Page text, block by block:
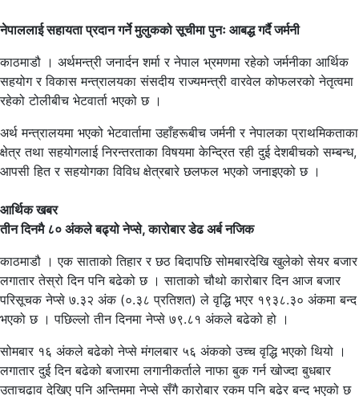
नेपाललाई सहायता प्रदान गर्ने मुलुकको सूचीमा पुनः आबद्ध गर्दै जर्मनी
काठमाडौ । अर्थमन्त्री जनार्दन शर्मा र नेपाल भ्रमणमा रहेको जर्मनीका आर्थिक
सहयोग र विकास मन्त्रालयका संसदीय राज्यमन्त्री वारवेल कोफलरको नेतृत्वमा
रहेको टोलीबीच भेटवार्ता भएको छ ।
अर्थ मन्त्रालयमा भएको भेटवार्तामा उहाँहरूबीच जर्मनी र नेपालका प्राथमिकताका
क्षेत्र तथा सहयोगलाई निरन्तरताका विषयमा केन्द्रित रही दुई देशबीचको सम्बन्ध,
आपसी हित र सहयोगका विविध क्षेत्रबारे छलफल भएको जनाइएको छ ।
आर्थिक खबर
तीन दिनमै ८० अंकले बढ्यो नेप्से, कारोबार डेढ अर्ब नजिक
काठमाडौ । एक साताको तिहार र छठ बिदापछि सोमबारदेखि खुलेको सेयर बजार
लगातार तेस्रो दिन पनि बढेको छ । साताको चौथो कारोबार दिन आज बजार
परिसूचक नेप्से ७.३२ अंक (०.३८ प्रतिशत) ले वृद्धि भएर १९३८.३० अंकमा बन्द
भएको छ । पछिल्लो तीन दिनमा नेप्से ७९.८१ अंकले बढेको हो ।
सोमबार १६ अंकले बढेको नेप्से मंगलबार ५६ अंकको उच्च वृद्धि भएको थियो ।
लगातार दुई दिन बढेको बजारमा लगानीकर्ताले नाफा बुक गर्न खोज्दा बुधबार
उताचढाव देखिए पनि अन्तिममा नेप्से सँगै कारोबार रकम पनि बढेर बन्द भएको छ